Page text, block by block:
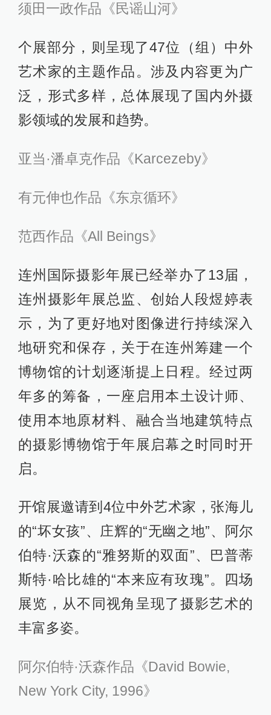
须田一政作品《民谣山河》
个展部分，则呈现了47位（组）中外
艺术家的主题作品。涉及内容更为广
泛，形式多样，总体展现了国内外摄
影领域的发展和趋势。
亚当·潘卓克作品《Karcezeby》
有元伸也作品《东京循环》
范西作品《All Beings》
连州国际摄影年展已经举办了13届，
连州摄影年展总监、创始人段煜婷表
示，为了更好地对图像进行持续深入
地研究和保存，关于在连州筹建一个
博物馆的计划逐渐提上日程。经过两
年多的筹备，一座启用本土设计师、
使用本地原材料、融合当地建筑特点
的摄影博物馆于年展启幕之时同时开
启。
开馆展邀请到4位中外艺术家，张海儿
的“坏女孩”、庄辉的“无幽之地”、阿尔
伯特·沃森的“雅努斯的双面”、巴普蒂
斯特·哈比雄的“本来应有玫瑰”。四场
展览，从不同视角呈现了摄影艺术的
丰富多姿。
阿尔伯特·沃森作品《David Bowie,
New York City, 1996》